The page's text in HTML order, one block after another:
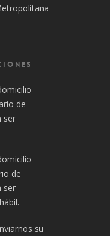
de
ser
de
ser
su